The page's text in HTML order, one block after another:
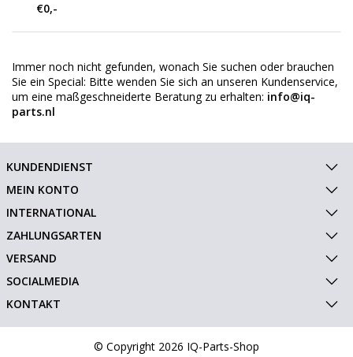
€0,-
Immer noch nicht gefunden, wonach Sie suchen oder brauchen
Sie ein Special: Bitte wenden Sie sich an unseren Kundenservice,
um eine maßgeschneiderte Beratung zu erhalten: info@iq-
parts.nl
KUNDENDIENST
MEIN KONTO
INTERNATIONAL
ZAHLUNGSARTEN
VERSAND
SOCIALMEDIA
KONTAKT
© Copyright 2026 IQ-Parts-Shop